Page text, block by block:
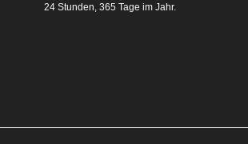
24 Stunden, 365 Tage im Jahr.